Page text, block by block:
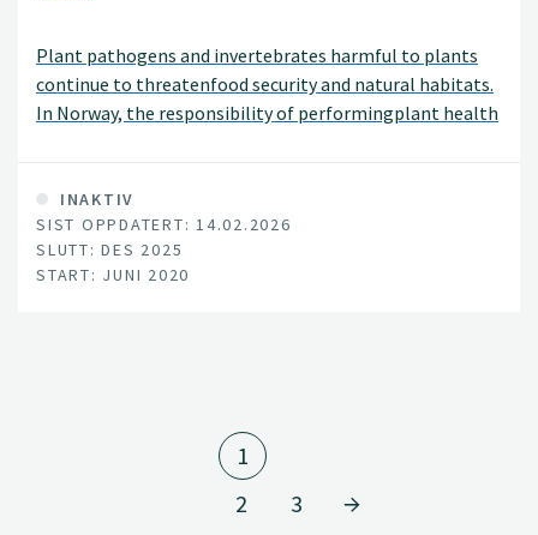
Plant pathogens and invertebrates harmful to plants
continue to threatenfood security and natural habitats.
In Norway, the responsibility of performingplant health
importersof plants who are currently responsible for
internal pest control and mustbe registered with the
Norwegian Food Safety Authority.
INAKTIV
SIST OPPDATERT: 14.02.2026
SLUTT: DES 2025
START: JUNI 2020
1
2
3